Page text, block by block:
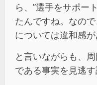
ら、”選手をサポー
たんですね。なの
については違和感が
と言いながらも、
である事実を見逃す